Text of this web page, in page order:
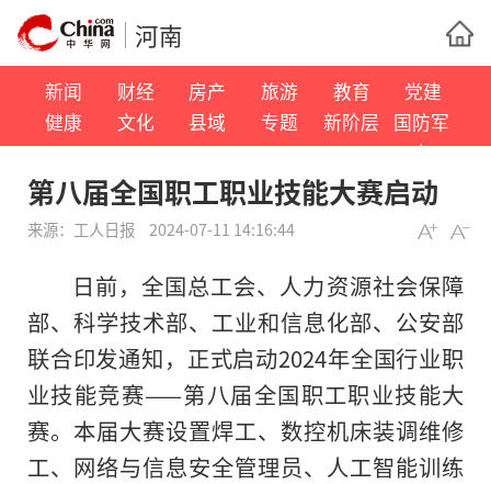
河南
新闻 财经 房产 旅游 教育
党建
健康
文化 县域 专题 新阶层
国防军
事
第八届全国职工职业技能大赛启动
来源： 工人日报 2024-07-11 14:16:44
日前，全国总工会、人力资源社会保障
部、科学技术部、工业和信息化部、公安部
联合印发通知，正式启动2024年全国行业职
业技能竞赛——第八届全国职工职业技能大
赛。本届大赛设置焊工、数控机床装调维修
工、网络与信息安全管理员、人工智能训练